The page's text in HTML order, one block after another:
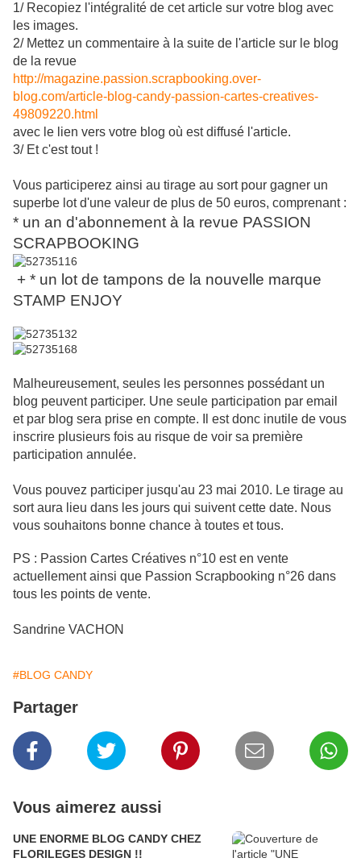
1/ Recopiez l'intégralité de cet article sur votre blog avec
les images.
2/ Mettez un commentaire à la suite de l'article sur le blog
de la revue
http://magazine.passion.scrapbooking.over-
blog.com/article-blog-candy-passion-cartes-creatives-
49809220.html
avec le lien vers votre blog où est diffusé l'article.
3/ Et c'est tout !
Vous participerez ainsi au tirage au sort pour gagner un
superbe lot d'une valeur de plus de 50 euros, comprenant :
* un an d'abonnement à la revue PASSION
SCRAPBOOKING
+ * un lot de tampons de la nouvelle marque
STAMP ENJOY
Malheureusement, seules les personnes possédant un
blog peuvent participer. Une seule participation par email
et par blog sera prise en compte. Il est donc inutile de vous
inscrire plusieurs fois au risque de voir sa première
participation annulée.
Vous pouvez participer jusqu'au 23 mai 2010. Le tirage au
sort aura lieu dans les jours qui suivent cette date. Nous
vous souhaitons bonne chance à toutes et tous.
PS : Passion Cartes Créatives n°10 est en vente
actuellement ainsi que Passion Scrapbooking n°26 dans
tous les points de vente.
Sandrine VACHON
#BLOG CANDY
Partager
Vous aimerez aussi
UNE ENORME BLOG CANDY CHEZ
FLORILEGES DESIGN !!